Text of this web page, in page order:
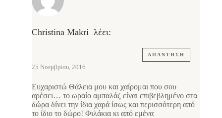
Christina Makri λέει:
ΑΠΆΝΤΗΣΗ
25 Νοεμβρίου, 2016
Ευχαριστώ Θάλεια μου και χαίρομαι που σου
αρέσει… το ωραίο αμπαλάζ είναι επιβεβλημένο στα
δώρα δίνει την ίδια χαρά ίσως και περισσότερη από
το ίδιο το δώρο! Φιλάκια κι από εμένα